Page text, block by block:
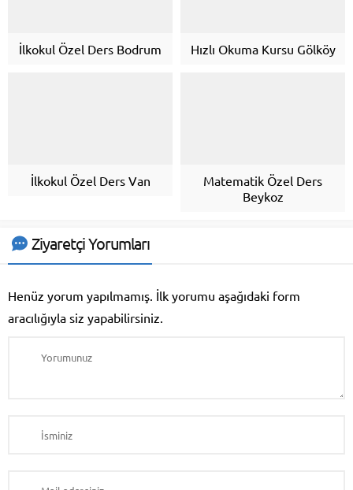
İlkokul Özel Ders Bodrum Hızlı Okuma Kursu Gölköy
İlkokul Özel Ders Van
Matematik Özel Ders
Beykoz
Ziyaretçi Yorumları
Henüz yorum yapılmamış. İlk yorumu aşağıdaki form
aracılığıyla siz yapabilirsiniz.